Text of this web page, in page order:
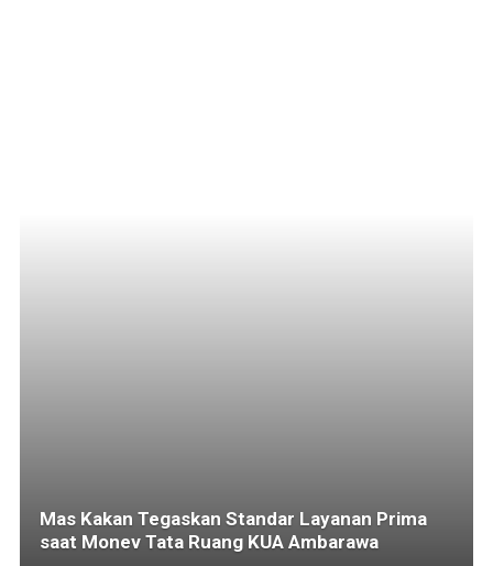
Mas Kakan Tegaskan Standar Layanan Prima
saat Monev Tata Ruang KUA Ambarawa